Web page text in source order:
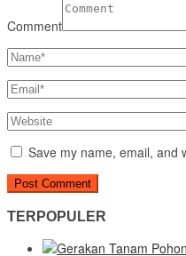
Comment
Save my name, email, and
TERPOPULER